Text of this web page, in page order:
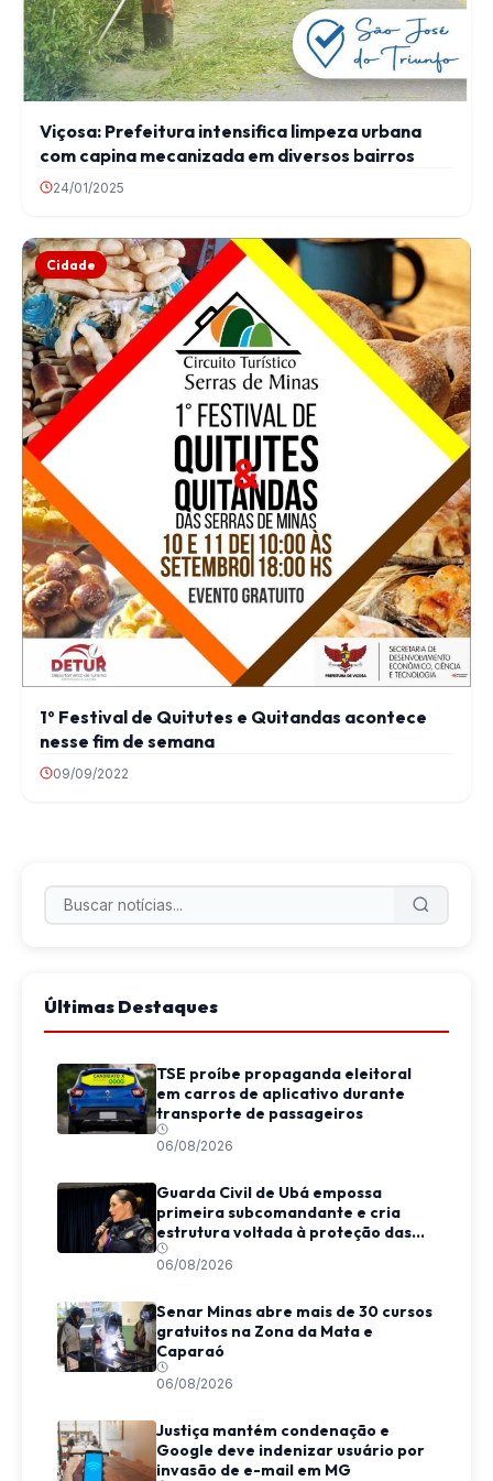
Viçosa: Prefeitura intensifica limpeza urbana
com capina mecanizada em diversos bairros
24/01/2025
Cidade
1º Festival de Quitutes e Quitandas acontece
nesse fim de semana
09/09/2022
Últimas Destaques
TSE proíbe propaganda eleitoral
em carros de aplicativo durante
transporte de passageiros
06/08/2026
Guarda Civil de Ubá empossa
primeira subcomandante e cria
estrutura voltada à proteção das
mulheres
06/08/2026
Senar Minas abre mais de 30 cursos
gratuitos na Zona da Mata e
Caparaó
06/08/2026
Justiça mantém condenação e
Google deve indenizar usuário por
invasão de e-mail em MG